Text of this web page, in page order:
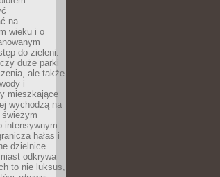
na
wieku i o
do zieleni.
duże parki
ale także
i
mieszkające
wychodzą na
intensywnym
hałas i
dzielnice
odkrywa
to nie luksus,